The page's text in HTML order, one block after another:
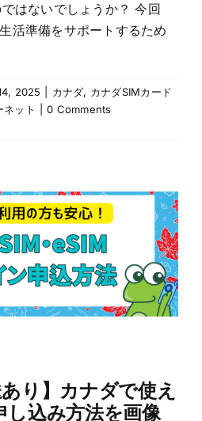
はないでしょうか？ 今回
活準備をサポートするため
2025 カナダ, カナダSIMカード
ネット
0 Comments
あり】カナダで使え
し込み方法を画像